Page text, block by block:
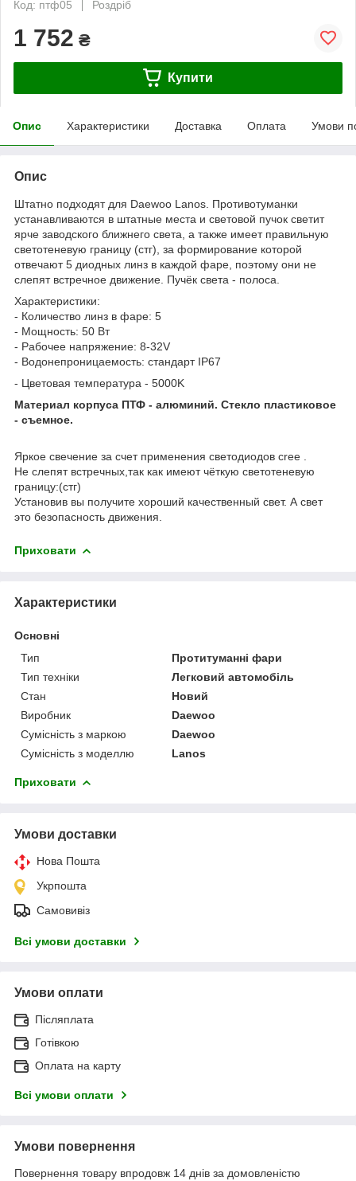
Код: птф05
Роздріб
1 752 ₴
Купити
Опис Характеристики Доставка Оплата Умови
Опис
Штатно подходят для Daewoo Lanos. Противотуманки
устанавливаются в штатные места и световой пучок светит
ярче заводского ближнего света, а также имеет правильную
светотеневую границу (стг), за формирование которой
отвечают 5 диодных линз в каждой фаре, поэтому они не
слепят встречное движение. Пучёк света - полоса.
Характеристики:
- Количество линз в фаре: 5
- Мощность: 50 Вт
- Рабочее напряжение: 8-32V
- Водонепроницаемость: стандарт IP67
- Цветовая температура - 5000K
Материал корпуса ПТФ - алюминий. Стекло пластиковое
- съемное.
Яркое свечение за счет применения светодиодов cree .
Не слепят встречных,так как имеют чёткую светотеневую
границу:(стг)
Установив вы получите хороший качественный свет. А свет
это безопасность движения.
Приховати
Характеристики
Основні
Тип
Протитуманні фари
Тип техніки
Легковий автомобіль
Стан
Новий
Виробник
Daewoo
Сумісність з маркою
Daewoo
Сумісність з моделлю
Lanos
Приховати
Умови доставки
Нова Пошта
Укрпошта
Самовивіз
Всі умови доставки
Умови оплати
Післяплата
Готівкою
Оплата на карту
Всі умови оплати
Умови повернення
Повернення товару впродовж 14 днів за домовленістю